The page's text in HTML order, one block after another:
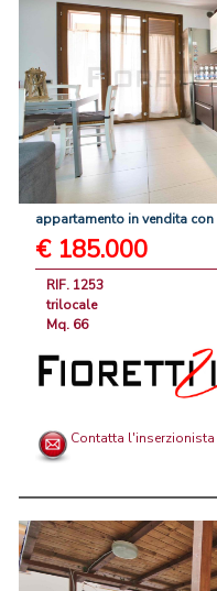
appartamento invendita con
€ 185.000
RIF. 1253
trilocale
Mq. 66
Contatta l'inserzionista